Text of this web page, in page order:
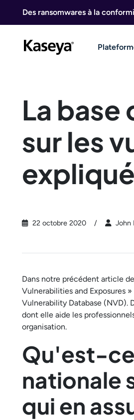
Des ransomwares à la
La base
sur les
22 octobre 2020 John
Dans notre précédent article
Vulnerabilities and Exposures
Vulnerability Database (NVD).
dont elle aide les
organisation.
Qu'est-ce
nationale
qui en